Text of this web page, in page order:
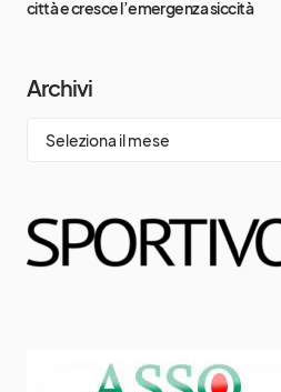
città e cresce l’emergenza siccità
Archivi